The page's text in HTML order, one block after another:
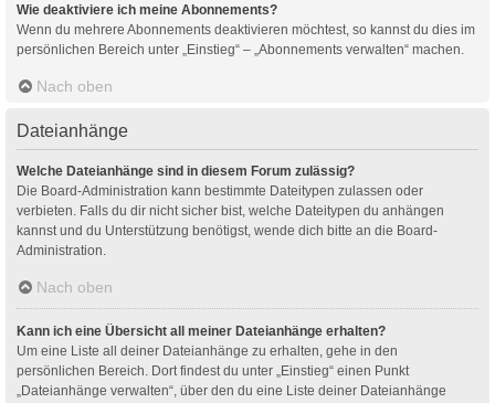
Wie deaktiviere ich meine Abonnements?
Wenn du mehrere Abonnements deaktivieren möchtest, so kannst du dies im
persönlichen Bereich unter „Einstieg“ – „Abonnements verwalten“ machen.
Nach oben
Dateianhänge
Welche Dateianhänge sind in diesem Forum zulässig?
Die Board-Administration kann bestimmte Dateitypen zulassen oder
verbieten. Falls du dir nicht sicher bist, welche Dateitypen du anhängen
kannst und du Unterstützung benötigst, wende dich bitte an die Board-
Administration.
Nach oben
Kann ich eine Übersicht all meiner Dateianhänge erhalten?
Um eine Liste all deiner Dateianhänge zu erhalten, gehe in den
persönlichen Bereich. Dort findest du unter „Einstieg“ einen Punkt
„Dateianhänge verwalten“, über den du eine Liste deiner Dateianhänge